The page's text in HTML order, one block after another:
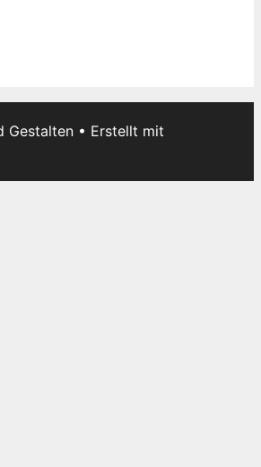
Gestalten • Erstellt mit